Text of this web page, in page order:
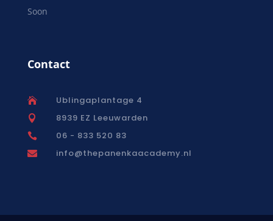
Soon
Contact
 Ublingaplantage 4
 8939 EZ Leeuwarden
 06 - 833 520 83
 info@thepanenkaacademy.nl